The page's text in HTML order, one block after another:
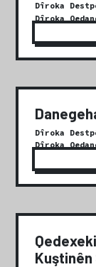
Dîroka
Dîroka
Dîroka
Dîroka
Kuştinên